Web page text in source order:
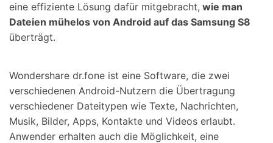
eine effiziente Lösung dafür mitgebracht, wie man
Dateien mühelos von Android auf das Samsung S8
überträgt.
Wondershare dr.fone ist eine Software, die zwei
verschiedenen Android-Nutzern die Übertragung
verschiedener Dateitypen wie Texte, Nachrichten,
Musik, Bilder, Apps, Kontakte und Videos erlaubt.
Anwender erhalten auch die Möglichkeit, eine